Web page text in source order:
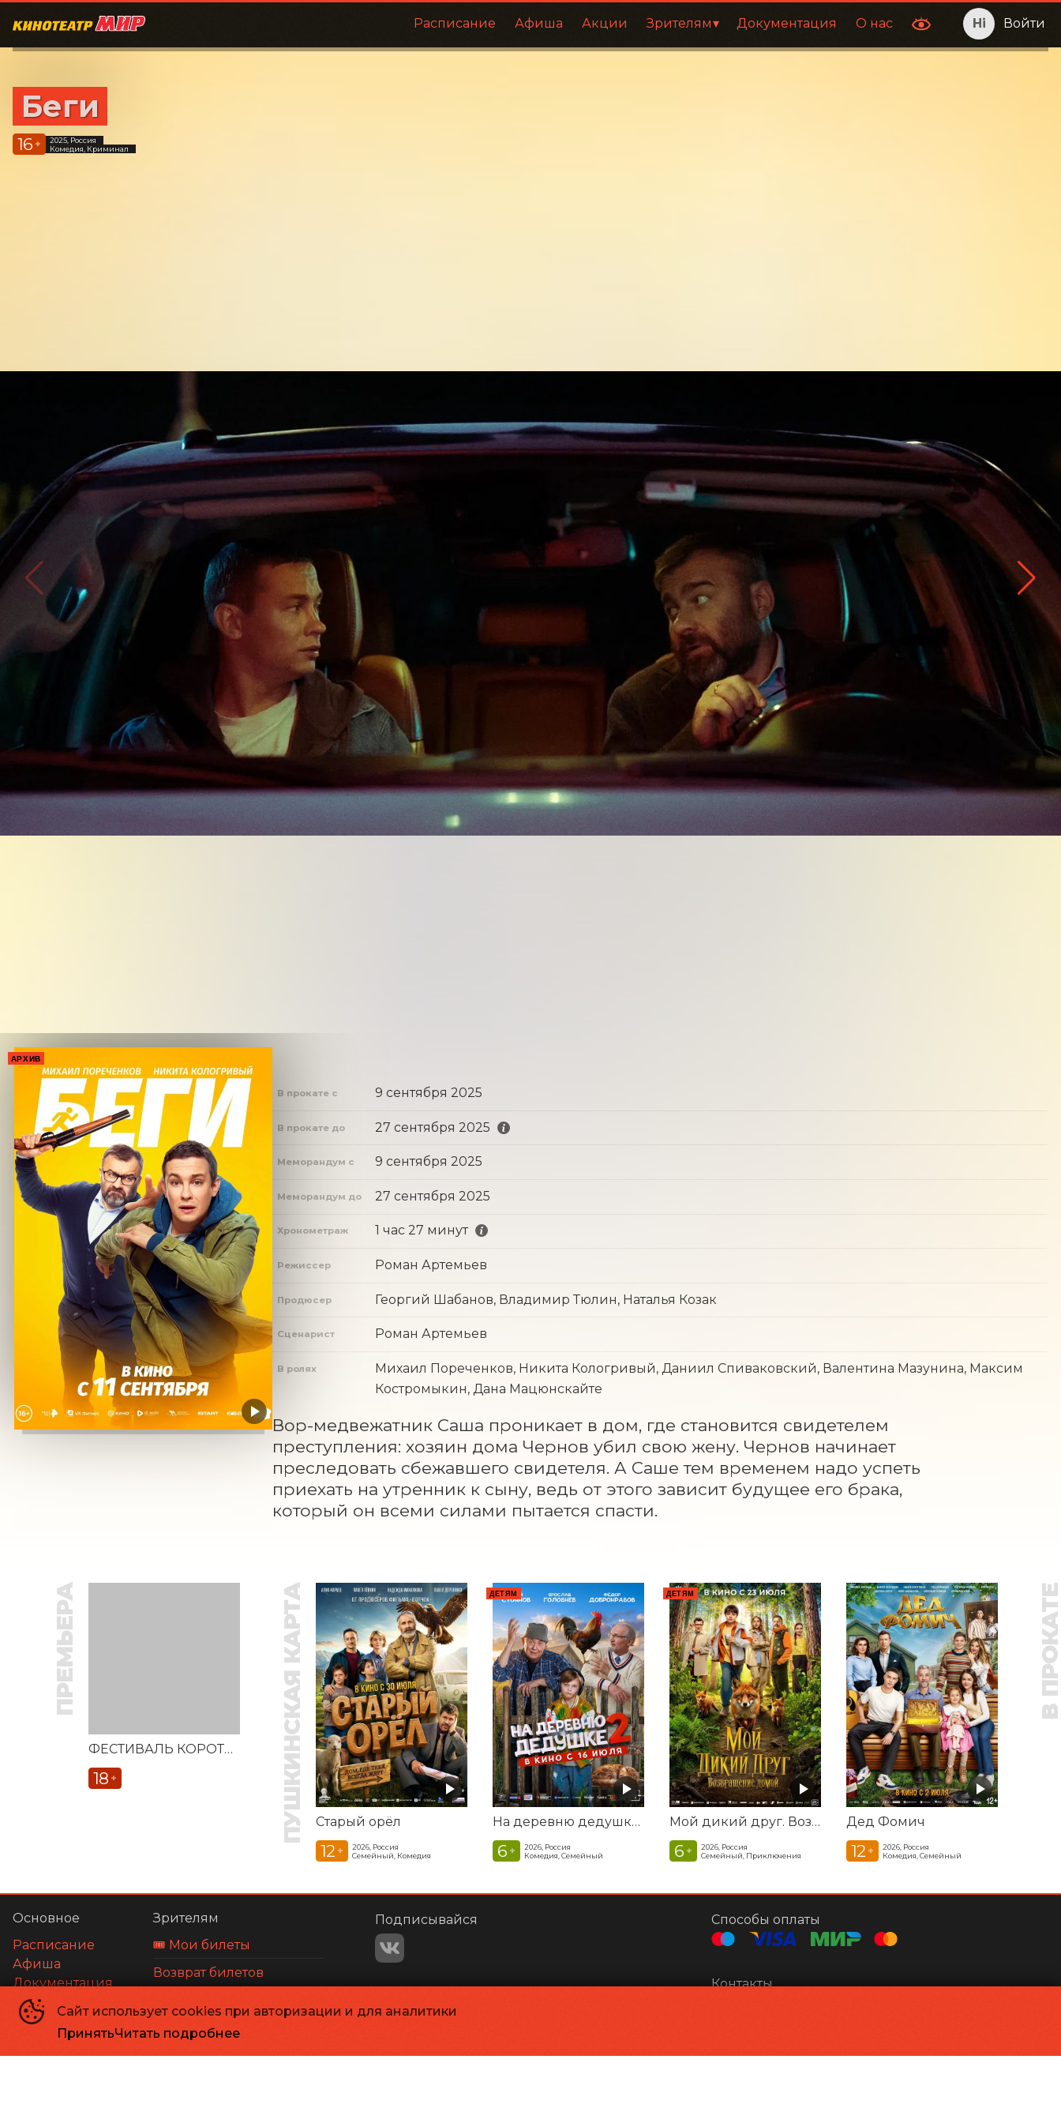
Расписание Афиша Акции Зрителям Документация О нас Войти
Беги
16 +
2025, Россия
Комедия, Криминал
АРХИВ
В прокате с 9 сентября 2025
В прокате до 27 сентября 2025
Меморандум с 9 сентября 2025
Меморандум до 27 сентября 2025
Хронометраж 1 час 27 минут
Режиссер Роман Артемьев
Продюсер Георгий Шабанов, Владимир Тюлин, Наталья Козак
Сценарист Роман Артемьев
В ролях
Михаил Пореченков, Никита Кологривый, Даниил Спиваковский, Валентина Мазунина, Максим
Костромыкин, Дана Мацюнскайте
Вор-медвежатник Саша проникает в дом, где становится свидетелем
преступления: хозяин дома Чернов убил свою жену. Чернов начинает
преследовать сбежавшего свидетеля. А Саше тем временем надо успеть
приехать на утренник к сыну, ведь от этого зависит будущее его брака,
который он всеми силами пытается спасти.
ПРЕМЬЕРА
ФЕСТИВАЛЬ КОРОТКОМЕТРАЖНЫХ ФИЛЬМОВ «ВЕСТОЧКА»
18 + ПУШКИНСКАЯ КАРТА Старый орёл
12 +
2026, Россия
Семейный, Комедия
ДЕТЯМ
На деревню дедушке 2
6 +
2026, Россия
Комедия, Семейный
ДЕТЯМ
Мой дикий друг. Возвращение домой
6 +
2026, Россия
Семейный, Приключения
Дед Фомич
12 +
2026, Россия
Комедия, Семейный
В
Сайт использует cookies при авторизации и для аналитики
ПринятьЧитать подробнее
Основное
Расписание
Афиша
Документация
О нас
Зрителям
🎟️ Мои билеты
Возврат билетов
Оплата картой
Льготы
Правила и соглашения
Подписывайся Способы оплаты
Контакты